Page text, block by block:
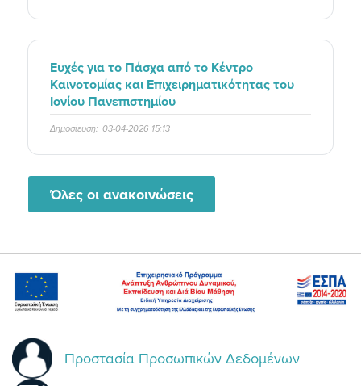
Ευχές για το Πάσχα από το Κέντρο
Καινοτομίας και Επιχειρηματικότητας του
Ιονίου Πανεπιστημίου
Δημοσίευση: 03-04-2026 15:13
Όλες οι ανακοινώσεις
Προστασία Προσωπικών Δεδομένων